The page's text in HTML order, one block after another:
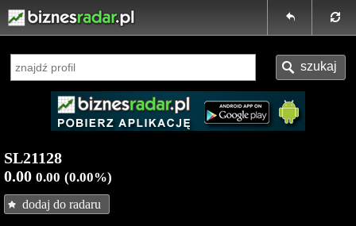
SL21128
0.00 0.00 (0.00%)
dodaj do radaru